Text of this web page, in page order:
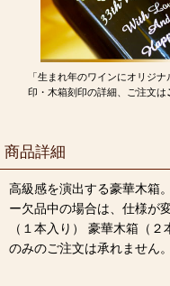
「生まれ年のワインにオリジ
印・木箱刻印の詳細、ご注文は
商品詳細
高級感を演出する豪華木箱
ー欠品中の場合は、仕様が
（１本入り） 豪華木箱（
のみのご注文は承れません